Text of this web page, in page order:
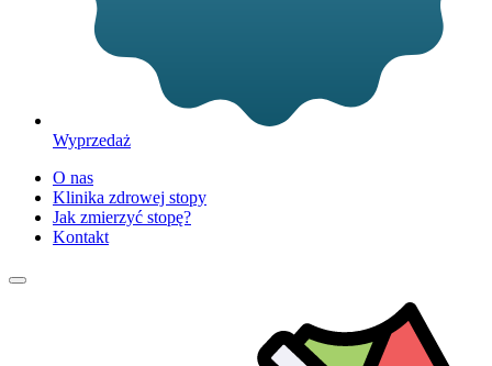
Wyprzedaż
O nas
Klinika zdrowej stopy
Jak zmierzyć stopę?
Kontakt